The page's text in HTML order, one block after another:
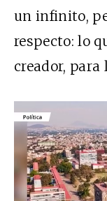
un infinito,
respecto: lo
creador,